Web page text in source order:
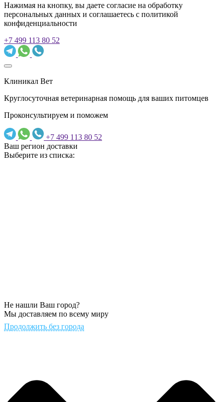
Нажимая на кнопку, вы даете согласие на обработку
персональных данных и соглашаетесь c политикой
конфиденциальности
+7 499 113 80 52
Клиникал Вет
Круглосуточная ветеринарная помощь для ваших питомцев
Проконсультируем и поможем
+7 499 113 80 52
Ваш регион доставки
Выберите из списка:
Не нашли Ваш город?
Мы доставляем по всему миру
Продолжить без города